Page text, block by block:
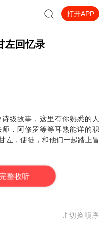
打开APP
左回忆录
级故事，这里有你熟悉的人
，阿修罗等等耳熟能详的职
左，使徒，和他们一起踏上冒
整收听
切换顺序